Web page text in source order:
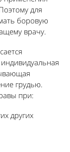
для
боровую
врачу.
грудью.
при:
других